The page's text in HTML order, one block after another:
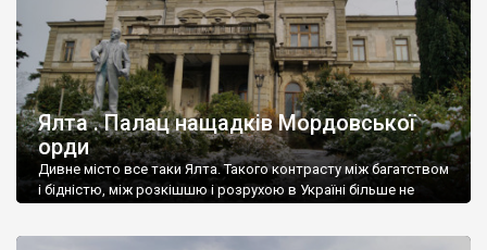
Ялта . Палац нащадків Мордовської
орди
Дивне місто все таки Ялта. Такого контрасту між багатством
і бідністю, між розкішшю і розрухою в Україні більше не